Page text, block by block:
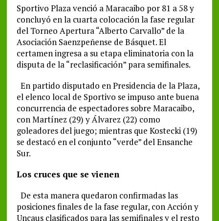
Sportivo Plaza venció a Maracaibo por 81 a 58 y
concluyó en la cuarta colocación la fase regular
del Torneo Apertura “Alberto Carvallo” de la
Asociación Saenzpeñense de Básquet. El
certamen ingresa a su etapa eliminatoria con la
disputa de la “reclasificación” para semifinales.
En partido disputado en Presidencia de la Plaza,
el elenco local de Sportivo se impuso ante buena
concurrencia de espectadores sobre Maracaibo,
con Martínez (29) y Álvarez (22) como
goleadores del juego; mientras que Kostecki (19)
se destacó en el conjunto “verde” del Ensanche
Sur.
Los cruces que se vienen
De esta manera quedaron confirmadas las
posiciones finales de la fase regular, con Acción y
Uncaus clasificados para las semifinales y el resto